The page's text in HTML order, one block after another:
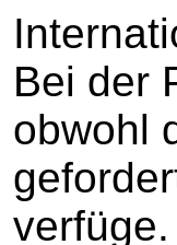
Bei der
obwohl